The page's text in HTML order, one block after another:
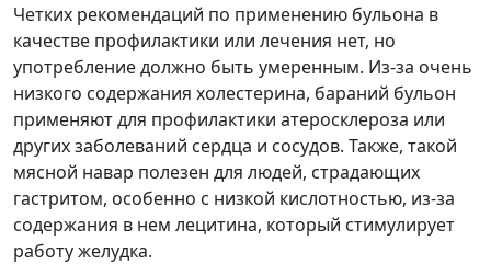
Четких рекомендаций по применению бульона в
качестве профилактики или лечения нет, но
употребление должно быть умеренным. Из-за очень
низкого содержания холестерина, бараний бульон
применяют для профилактики атеросклероза или
других заболеваний сердца и сосудов. Также, такой
мясной навар полезен для людей, страдающих
гастритом, особенно с низкой кислотностью, из-за
содержания в нем лецитина, который стимулирует
работу желудка.